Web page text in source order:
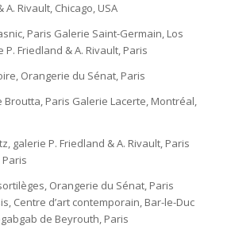
Rivault, Chicago, USA
Paris Galerie Saint-Germain, Los
P. Friedland & A. Rivault, Paris
Orangerie du Sénat, Paris
Broutta, Paris Galerie Lacerte, Montréal,
galerie P. Friedland & A. Rivault, Paris
Paris
Orangerie du Sénat, Paris
Centre d’art contemporain, Bar-le-Duc
de Beyrouth, Paris